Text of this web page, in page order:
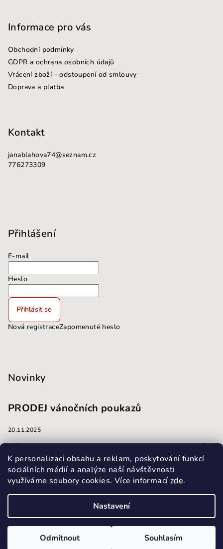
K personalizaci obsahu a reklam, poskytování funkcí
sociálních médií a analýze naší návštěvnosti
využíváme soubory cookies. Více informací zde.
Nastavení
Odmítnout Souhlasím
Informace pro vás
Obchodní podmínky
GDPR a ochrana osobních údajů
Vrácení zboží - odstoupení od smlouvy
Doprava a platba
Kontakt
janablahova74@seznam.cz
776273309
Přihlášení
E-mail
Heslo
Přihlásit se
Nová registraceZapomenuté heslo
Novinky
PRODEJ vánočních poukazů
20.11.2025
masáže
13.10.2025
Všechna práva vyhrazena.